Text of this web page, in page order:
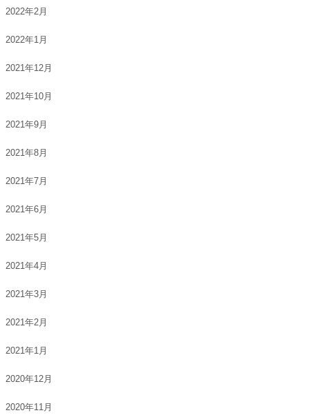
2022年2月
2022年1月
2021年12月
2021年10月
2021年9月
2021年8月
2021年7月
2021年6月
2021年5月
2021年4月
2021年3月
2021年2月
2021年1月
2020年12月
2020年11月